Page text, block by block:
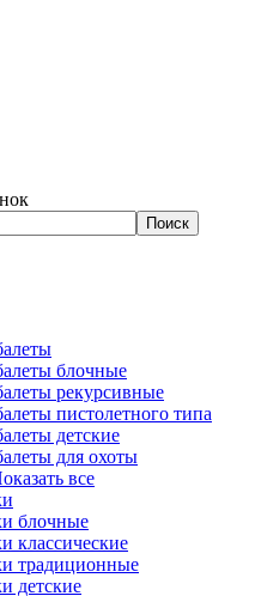
блочные
рекурсивные
пистолетного типа
детские
для охоты
все
блочные
классические
традиционные
детские